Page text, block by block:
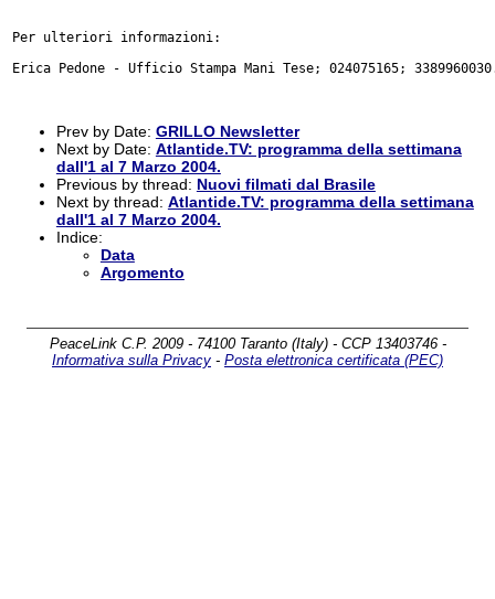
Per ulteriori informazioni:
Erica Pedone - Ufficio Stampa Mani Tese; 024075165;
Prev by Date: GRILLO Newsletter
Next by Date: Atlantide.TV: programma della settimana
dall'1 al 7 Marzo 2004.
Previous by thread: Nuovi filmati dal Brasile
Next by thread: Atlantide.TV: programma della settimana
dall'1 al 7 Marzo 2004.
Indice:
Data
Argomento
PeaceLink C.P. 2009 - 74100 Taranto (Italy) - CCP 13403746 -
Informativa sulla Privacy - Posta elettronica certificata (PEC)